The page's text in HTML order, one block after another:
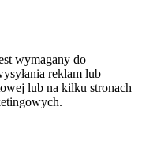
wymagany do
reklam lub
lub na kilku stronach